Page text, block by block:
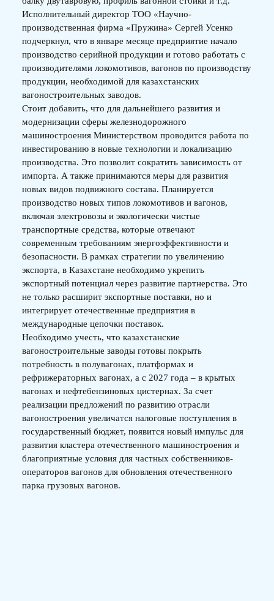
Исполнительный директор ТОО «Научно-
производственная фирма «Пружина» Сергей Усенко
подчеркнул, что в январе месяце предприятие начало
производство серийной продукции и готово работать с
производителями локомотивов, вагонов по производству
продукции, необходимой для казахстанских
вагоностроительных заводов.
Стоит добавить, что для дальнейшего развития и
модернизации сферы железнодорожного
машиностроения Министерством проводится работа по
инвестированию в новые технологии и локализацию
производства. Это позволит сократить зависимость от
импорта. А также принимаются меры для развития
новых видов подвижного состава. Планируется
производство новых типов локомотивов и вагонов,
включая электровозы и экологически чистые
транспортные средства, которые отвечают
современным требованиям энергоэффективности и
безопасности. В рамках стратегии по увеличению
экспорта, в Казахстане необходимо укрепить
экспортный потенциал через развитие партнерства. Это
не только расширит экспортные поставки, но и
интегрирует отечественные предприятия в
международные цепочки поставок.
Необходимо учесть, что казахстанские
вагоностроительные заводы готовы покрыть
потребность в полувагонах, платформах и
рефрижераторных вагонах, а с 2027 года – в крытых
вагонах и нефтебензиновых цистернах. За счет
реализации предложений по развитию отрасли
вагоностроения увеличатся налоговые поступления в
государственный бюджет, появится новый импульс для
развития кластера отечественного машиностроения и
благоприятные условия для частных собственников-
операторов вагонов для обновления отечественного
парка грузовых вагонов.